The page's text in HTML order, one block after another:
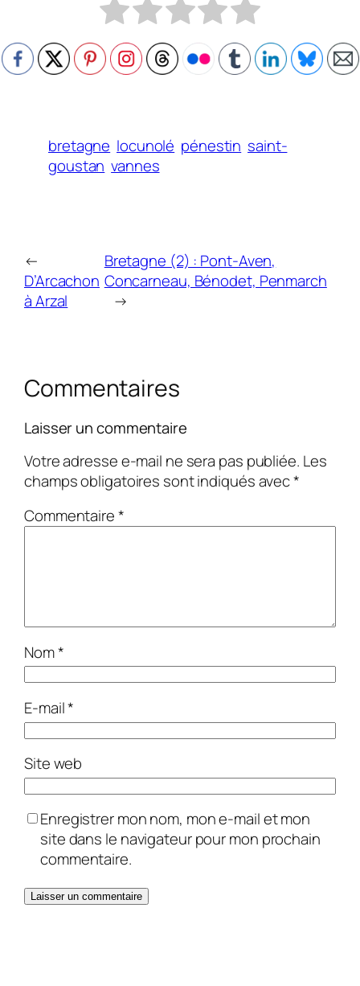
bretagne locunolé pénestin saint-
goustan vannes
←
D’Arcachon
à Arzal
Bretagne (2) : Pont-Aven,
Concarneau, Bénodet, Penmarch
→
Commentaires
Laisser un commentaire
Votre adresse e-mail ne sera pas publiée. Les
champs obligatoires sont indiqués avec*
Commentaire*
Nom*
E-mail*
Site web
Enregistrer mon nom, mon e-mail et mon
site dans le navigateur pour mon prochain
commentaire.